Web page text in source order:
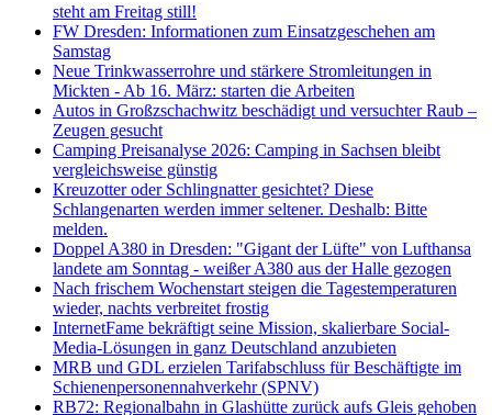
steht am Freitag still!
FW Dresden: Informationen zum Einsatzgeschehen am
Samstag
Neue Trinkwasserrohre und stärkere Stromleitungen in
Mickten - Ab 16. März: starten die Arbeiten
Autos in Großzschachwitz beschädigt und versuchter Raub –
Zeugen gesucht
Camping Preisanalyse 2026: Camping in Sachsen bleibt
vergleichsweise günstig
Kreuzotter oder Schlingnatter gesichtet? Diese
Schlangenarten werden immer seltener. Deshalb: Bitte
melden.
Doppel A380 in Dresden: "Gigant der Lüfte" von Lufthansa
landete am Sonntag - weißer A380 aus der Halle gezogen
Nach frischem Wochenstart steigen die Tagestemperaturen
wieder, nachts verbreitet frostig
InternetFame bekräftigt seine Mission, skalierbare Social-
Media-Lösungen in ganz Deutschland anzubieten
MRB und GDL erzielen Tarifabschluss für Beschäftigte im
Schienenpersonennahverkehr (SPNV)
RB72: Regionalbahn in Glashütte zurück aufs Gleis gehoben